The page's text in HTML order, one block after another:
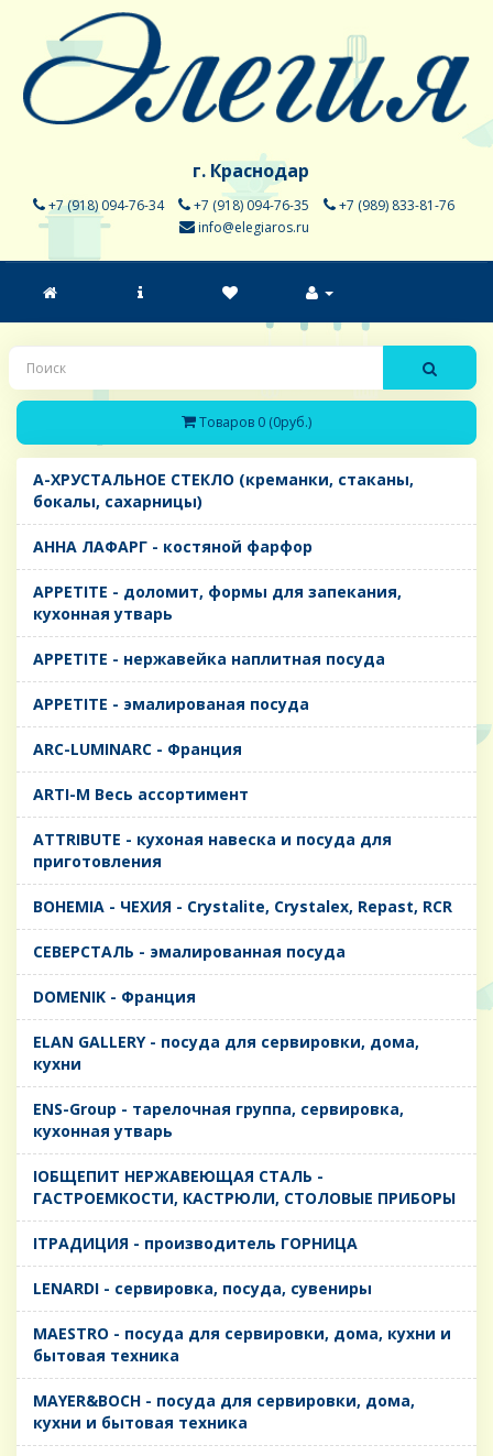
г. Краснодар
+7 (918) 094-76-34 +7 (918) 094-76-35
+7 (989) 833-81-76
info@elegiaros.ru
Товаров 0 (0руб.)
A-ХРУСТАЛЬНОЕ СТЕКЛО (креманки, стаканы,
бокалы, сахарницы)
AHHA ЛАФАРГ - костяной фарфор
APPETITE - доломит, формы для запекания,
кухонная утварь
APPETITE - нержавейка наплитная посуда
APPETITE - эмалированая посуда
ARC-LUMINARC - Франция
ARTI-M Весь ассортимент
ATTRIBUTE - кухоная навеска и посуда для
приготовления
BOHEMIA - ЧЕХИЯ - Crystalite, Crystalex, Repast, RCR
CЕВЕРСТАЛЬ - эмалированная посуда
DOMENIK - Франция
ELAN GALLERY - посуда для сервировки, дома,
кухни
ENS-Group - тарелочная группа, сервировка,
кухонная утварь
IОБЩЕПИТ НЕРЖАВЕЮЩАЯ СТАЛЬ -
ГАСТРОЕМКОСТИ, КАСТРЮЛИ, СТОЛОВЫЕ ПРИБОРЫ
IТРАДИЦИЯ - производитель ГОРНИЦА
LENARDI - сервировка, посуда, сувениры
MAESTRO - посуда для сервировки, дома, кухни и
бытовая техника
MAYER&BOCH - посуда для сервировки, дома,
кухни и бытовая техника